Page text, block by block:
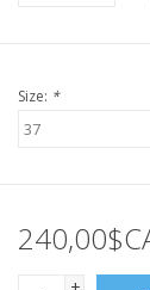
Size: *